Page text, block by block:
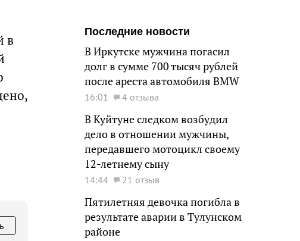
в
Последние новости
В Иркутске мужчина погасил
долг в сумме 700 тысяч рублей
после ареста автомобиля BMW
16:01 4 отзыва
В Куйтуне следком возбудил
дело в отношении мужчины,
передавшего мотоцикл своему
12-летнему сыну
14:44 21 отзыв
Пятилетняя девочка погибла в
результате аварии в Тулунском
районе